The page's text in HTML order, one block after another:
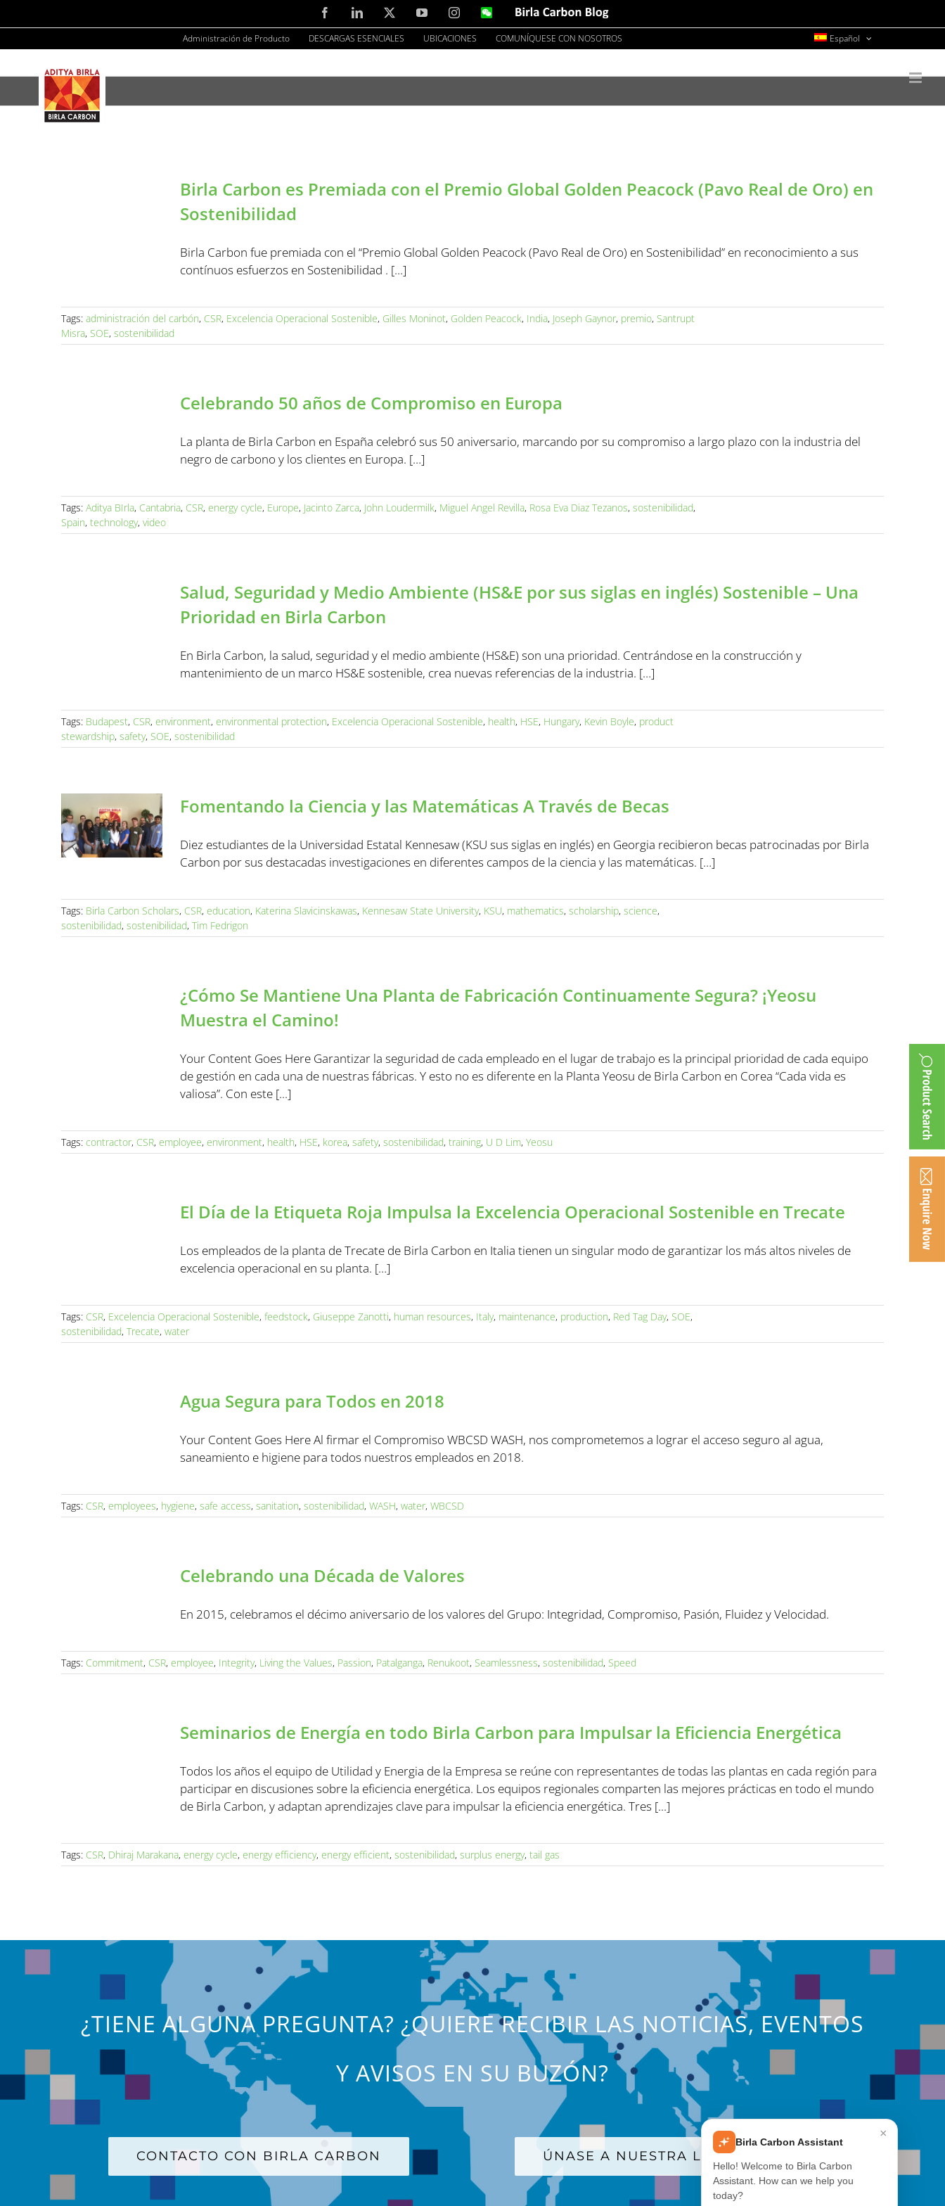
to
content
FacebookLinkedIn YouTubeInstagramWeChatBirla
Blog
Administración de Producto DESCARGAS ESENCIALES UBICACIONES COMUNÍQUESE CON NOSOTROS Español
Birla Carbon es Premiada con el Premio Global Golden Peacock (Pavo Real de Oro) en
Sostenibilidad
Birla Carbon fue premiada con el “Premio Global Golden Peacock (Pavo Real de Oro) en Sostenibilidad” en reconocimiento a sus
contínuos esfuerzos en Sostenibilidad . […]
Tags: administración del carbón, CSR, Excelencia Operacional Sostenible, Gilles Moninot, Golden Peacock, India, Joseph Gaynor, premio, Santrupt
Misra, SOE, sostenibilidad
Celebrando 50 años de Compromiso en Europa
La planta de Birla Carbon en España celebró sus 50 aniversario, marcando por su compromiso a largo plazo con la industria del
negro de carbono y los clientes en Europa. […]
Tags: Aditya BIrla, Cantabria, CSR, energy cycle, Europe, Jacinto Zarca, John Loudermilk, Miguel Angel Revilla, Rosa Eva Diaz Tezanos, sostenibilidad,
Spain, technology, video
Salud, Seguridad y Medio Ambiente (HS&E por sus siglas en inglés) Sostenible – Una
Prioridad en Birla Carbon
En Birla Carbon, la salud, seguridad y el medio ambiente (HS&E) son una prioridad. Centrándose en la construcción y
mantenimiento de un marco HS&E sostenible, crea nuevas referencias de la industria. […]
Tags: Budapest, CSR, environment, environmental protection, Excelencia Operacional Sostenible, health, HSE, Hungary, Kevin Boyle, product
stewardship, safety, SOE, sostenibilidad
Fomentando la Ciencia y las Matemáticas A Través de Becas
Diez estudiantes de la Universidad Estatal Kennesaw (KSU sus siglas en inglés) en Georgia recibieron becas patrocinadas por Birla
Carbon por sus destacadas investigaciones en diferentes campos de la ciencia y las matemáticas. […]
Tags: Birla Carbon Scholars, CSR, education, Katerina Slavicinskawas, Kennesaw State University, KSU, mathematics, scholarship, science,
sostenibilidad, sostenibilidad, Tim Fedrigon
¿Cómo Se Mantiene Una Planta de Fabricación Continuamente Segura? ¡Yeosu
Muestra el Camino!
Your Content Goes Here Garantizar la seguridad de cada empleado en el lugar de trabajo es la principal prioridad de cada equipo
de gestión en cada una de nuestras fábricas. Y esto no es diferente en la Planta Yeosu de Birla Carbon en Corea “Cada vida es
valiosa”. Con este [...]
Tags: contractor, CSR, employee, environment, health, HSE, korea, safety, sostenibilidad, training, U D Lim, Yeosu
El Día de la Etiqueta Roja Impulsa la Excelencia Operacional Sostenible en Trecate
Los empleados de la planta de Trecate de Birla Carbon en Italia tienen un singular modo de garantizar los más altos niveles de
excelencia operacional en su planta. […]
Tags: CSR, Excelencia Operacional Sostenible, feedstock, Giuseppe Zanotti, human resources, Italy, maintenance, production, Red Tag Day, SOE,
sostenibilidad, Trecate, water
Agua Segura para Todos en 2018
Your Content Goes Here Al firmar el Compromiso WBCSD WASH, nos comprometemos a lograr el acceso seguro al agua,
saneamiento e higiene para todos nuestros empleados en 2018.
Tags: CSR, employees, hygiene, safe access, sanitation, sostenibilidad, WASH, water, WBCSD
Celebrando una Década de Valores
En 2015, celebramos el décimo aniversario de los valores del Grupo: Integridad, Compromiso, Pasión, Fluidez y Velocidad.
Tags: Commitment, CSR, employee, Integrity, Living the Values, Passion, Patalganga, Renukoot, Seamlessness, sostenibilidad, Speed
Seminarios de Energía en todo Birla Carbon para Impulsar la Eficiencia Energética
Todos los años el equipo de Utilidad y Energia de la Empresa se reúne con representantes de todas las plantas en cada región para
participar en discusiones sobre la eficiencia energética. Los equipos regionales comparten las mejores prácticas en todo el mundo
de Birla Carbon, y adaptan aprendizajes clave para impulsar la eficiencia energética. Tres [...]
Tags: CSR, Dhiraj Marakana, energy cycle, energy efficiency, energy efficient, sostenibilidad, surplus energy, tail gas
¿TIENE ALGUNA PREGUNTA? ¿QUIERE RECIBIR LAS NOTICIAS, EVENTOS
Y AVISOS EN SU BUZÓN?
CONTACTO CON BIRLA CARBON ÚNASE A NUESTRA LISTA DE CORREO
×
Birla Carbon Assistant
Hello! Welcome to Birla Carbon
Assistant. How can we help you
today?